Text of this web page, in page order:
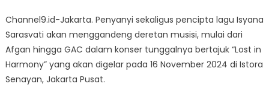
Channel9.id-Jakarta. Penyanyi sekaligus pencipta lagu Isyana
Sarasvati akan menggandeng deretan musisi, mulai dari
Afgan hingga GAC dalam konser tunggalnya bertajuk “Lost in
Harmony” yang akan digelar pada 16 November 2024 di Istora
Senayan, Jakarta Pusat.